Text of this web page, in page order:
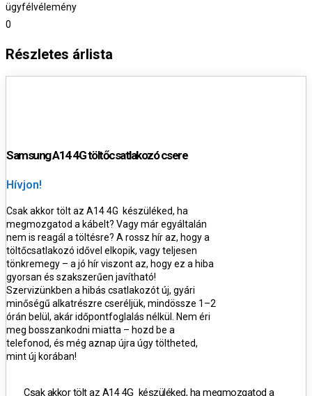
ügyfélvélemény
0
Részletes árlista
Samsung A14 4G töltőcsatlakozó csere
Hívjon!
Csak akkor tölt az A14 4G készüléked, ha
megmozgatod a kábelt? Vagy már egyáltalán
nem is reagál a töltésre? A rossz hír az, hogy a
töltőcsatlakozó idővel elkopik, vagy teljesen
tönkremegy – a jó hír viszont az, hogy ez a hiba
gyorsan és szakszerűen javítható!
Szervizünkben a hibás csatlakozót új, gyári
minőségű alkatrészre cseréljük, mindössze 1–2
órán belül, akár időpontfoglalás nélkül.
Nem éri
meg bosszankodni miatta – hozd be a
telefonod, és még aznap újra úgy töltheted,
mint új korában!
Csak akkor tölt az A14 4G készüléked, ha megmozgatod a